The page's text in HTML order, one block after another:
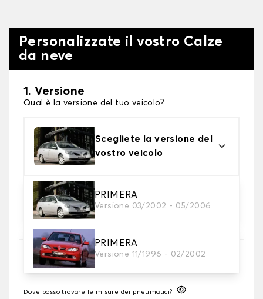
Personalizzate il vostro Calze
da neve
1. Versione
Qual è la versione del tuo veicolo?
Scegliete la versione del
vostro veicolo
PRIMERA
Versione 03/2002 - 05/2006
PRIMERA
Versione 11/1996 - 02/2002
2. Finitura a calza
Scegli le calze da neve adatte alle tue necessità
3. Dimensioni
Inserire le dimensioni del pneumatico
Dove posso trovare le misure dei pneumatici?